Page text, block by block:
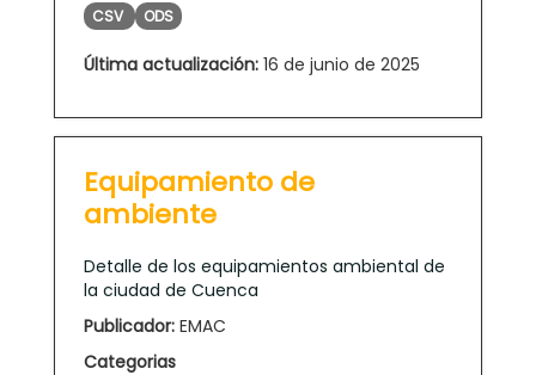
CSV ODS
Última actualización: 16 de junio de 2025
Equipamiento de
ambiente
Detalle de los equipamientos ambiental de
la ciudad de Cuenca
Publicador: EMAC
Categorias